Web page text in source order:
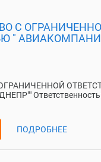
С
"
Ответственность:
ПОДРОБНЕЕ